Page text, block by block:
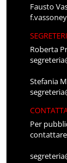
Fausto
Roberta
Stefania
Per
contattare